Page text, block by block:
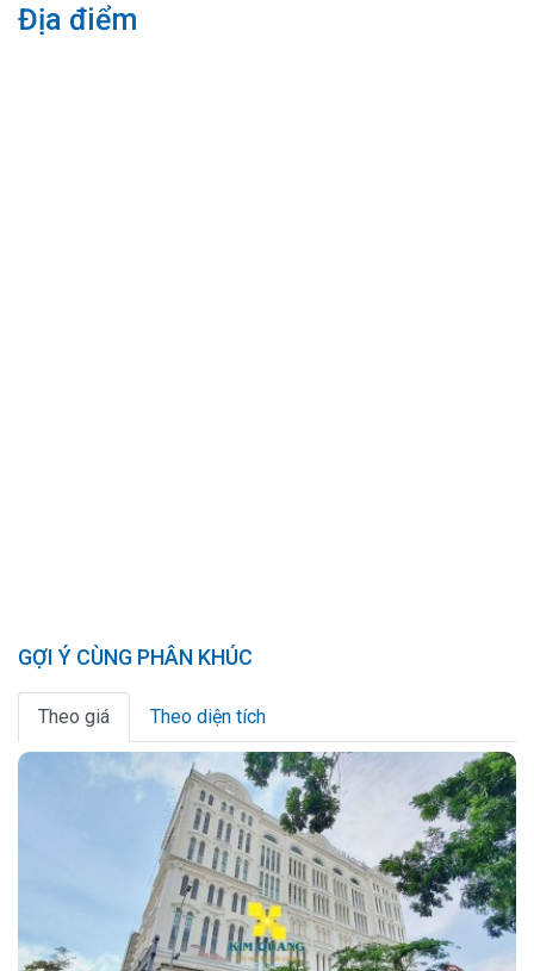
Địa điểm
GỢI Ý CÙNG PHÂN KHÚC
Theo giá Theo diện tích